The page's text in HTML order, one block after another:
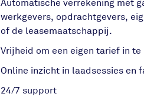
Automatische verrekening met
werkgevers, opdrachtgevers,
of de leasemaatschappij.
Vrijheid om een eigen tarief in
Online inzicht in laadsessies en
24/7 support